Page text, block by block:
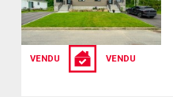
VENDU VENDU